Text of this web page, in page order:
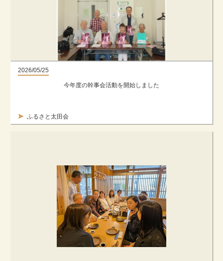
2026/05/25
ふるさと太田会
今年度の幹事会活動を開始しました